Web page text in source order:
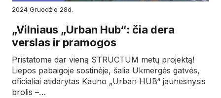
2024
gruodžio 28d.
„Vilniaus „Urban Hub“: čia dera
verslas ir pramogos
Pristatome dar vieną STRUCTUM metų projektą!
Liepos pabaigoje sostinėje, šalia Ukmergės gatvės,
oficialiai atidarytas Kauno „Urban HUB“ jaunesnysis
brolis –…